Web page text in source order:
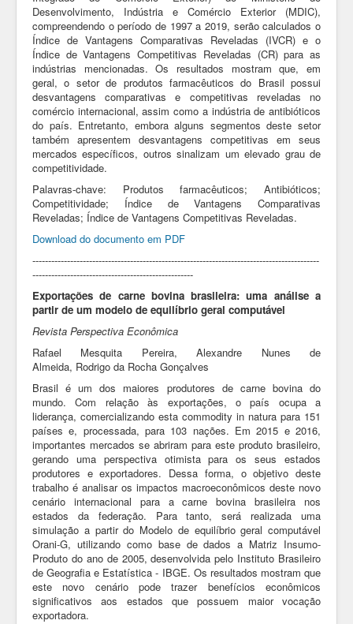
Desenvolvimento, Indústria e Comércio Exterior (MDIC),
compreendendo o período de 1997 a 2019, serão calculados o
Índice de Vantagens Comparativas Reveladas (IVCR) e o
Índice de Vantagens Competitivas Reveladas (CR) para as
indústrias mencionadas. Os resultados mostram que, em
geral, o setor de produtos farmacêuticos do Brasil possui
desvantagens comparativas e competitivas reveladas no
comércio internacional, assim como a indústria de antibióticos
do país. Entretanto, embora alguns segmentos deste setor
também apresentem desvantagens competitivas em seus
mercados específicos, outros sinalizam um elevado grau de
competitividade.
Palavras-chave: Produtos farmacêuticos; Antibióticos;
Competitividade; Índice de Vantagens Comparativas
Reveladas; Índice de Vantagens Competitivas Reveladas.
Download do documento em PDF
-------------------------------------------------------------------------------------------
---------------------------------------------------
Exportações de carne bovina brasileira: uma análise a
partir de um modelo de equilíbrio geral computável
Revista Perspectiva Econômica
Rafael Mesquita Pereira, Alexandre Nunes de
Almeida, Rodrigo da Rocha Gonçalves
Brasil é um dos maiores produtores de carne bovina do
mundo. Com relação às exportações, o país ocupa a
liderança, comercializando esta commodity in natura para 151
países e, processada, para 103 nações. Em 2015 e 2016,
importantes mercados se abriram para este produto brasileiro,
gerando uma perspectiva otimista para os seus estados
produtores e exportadores. Dessa forma, o objetivo deste
trabalho é analisar os impactos macroeconômicos deste novo
cenário internacional para a carne bovina brasileira nos
estados da federação. Para tanto, será realizada uma
simulação a partir do Modelo de equilíbrio geral computável
Orani-G, utilizando como base de dados a Matriz Insumo-
Produto do ano de 2005, desenvolvida pelo Instituto Brasileiro
de Geografia e Estatística - IBGE. Os resultados mostram que
este novo cenário pode trazer benefícios econômicos
significativos aos estados que possuem maior vocação
exportadora.